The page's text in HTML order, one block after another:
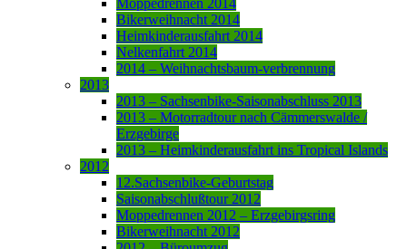
Bikerweihnacht 2014
Heimkinderausfahrt 2014
Nelkenfahrt 2014
2014 – Weihnachtsbaum-verbrennung
2013
2013 – Sachsenbike-Saisonabschluss 2013
2013 – Motorradtour nach Cämmerswalde /
Erzgebirge
2013 – Heimkinderausfahrt ins Tropical Islands
2012
12.Sachsenbike-Geburtstag
Saisonabschlußtour 2012
Moppedrennen 2012 – Erzgebirgsring
Bikerweihnacht 2012